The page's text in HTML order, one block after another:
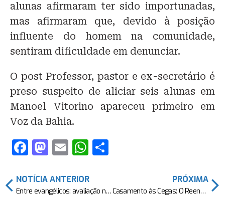
alunas afirmaram ter sido importunadas,
mas afirmaram que, devido à posição
influente do homem na comunidade,
sentiram dificuldade em denunciar.
O post Professor, pastor e ex-secretário é
preso suspeito de aliciar seis alunas em
Manoel Vitorino apareceu primeiro em
Voz da Bahia.
F
c
M
st
E
ai
W
at
NOTÍCIA ANTERIOR
Entre evangélicos: avaliação negativa do governo Lula cai para 39%; positiva sobe para 26%
PRÓXIMA
Casamento às Cegas: O Reencontro chega na Netflix nesta quarta (10)